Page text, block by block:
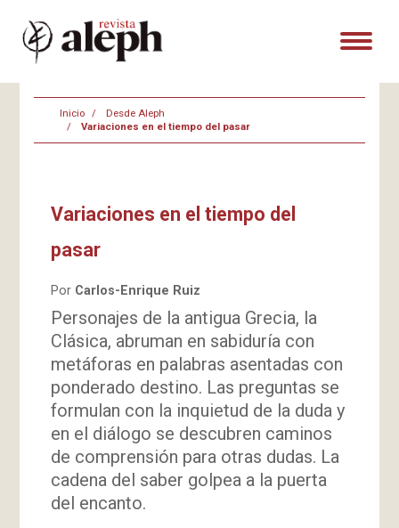
Inicio
Desde Aleph
Variaciones en el tiempo del pasar
Variaciones en el tiempo del
pasar
Por Carlos-Enrique Ruiz
Personajes de la antigua Grecia, la
Clásica, abruman en sabiduría con
metáforas en palabras asentadas con
ponderado destino. Las preguntas se
formulan con la inquietud de la duda y
en el diálogo se descubren caminos
de comprensión para otras dudas. La
cadena del saber golpea a la puerta
del encanto.